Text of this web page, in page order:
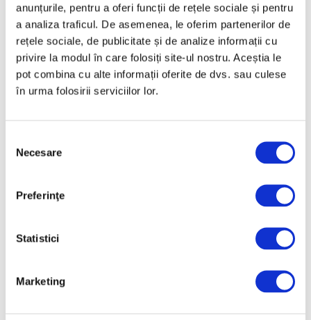
anunțurile, pentru a oferi funcții de rețele sociale și pentru
a analiza traficul. De asemenea, le oferim partenerilor de
rețele sociale, de publicitate și de analize informații cu
privire la modul în care folosiți site-ul nostru. Aceștia le
pot combina cu alte informații oferite de dvs. sau culese
în urma folosirii serviciilor lor.
consimțământului
Necesare
Preferinţe
Statistici
Marketing
16 Iulie 2026
Articole recente